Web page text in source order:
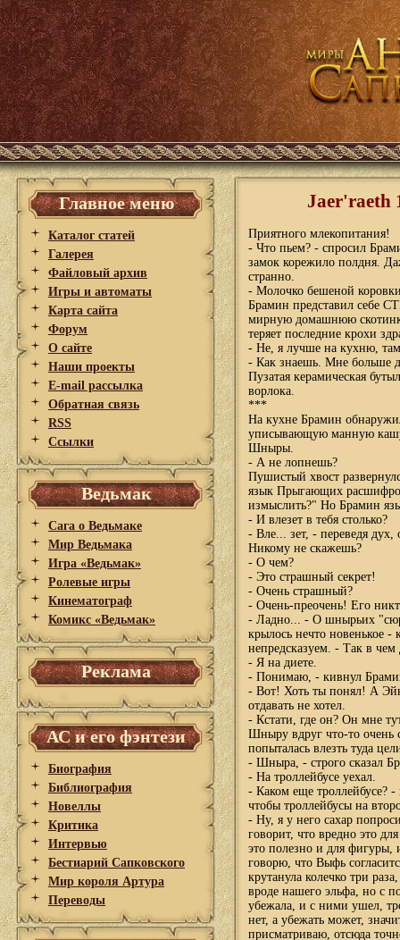
Главное меню
Каталог статей
Галерея
Файловый архив
Игры и автоматы
Карта сайта
Форум
О сайте
Наши проекты
E-mail рассылка
Обратная связь
RSS
Ссылки
Ведьмак
Сага о Ведьмаке
Мир Ведьмака
Игра «Ведьмак»
Ролевые игры
Кинематограф
Комикс «Ведьмак»
Реклама
АС и его фэнтези
Биография
Библиография
Новеллы
Критика
Интервью
Бестиарий Сапковского
Мир короля Артура
Переводы
Jaer'raeth
Приятного млекопитания!
- Что пьем? - спросил
замок корежило полдня.
странно.
- Молочко бешеной
Брамин представил себе
мирную домашнюю
теряет последние крохи
- Не, я лучше на кухню, там
- Как знаешь. Мне больше
Пузатая керамическая
ворлока.
***
На кухне Брамин
уписывающую манную кашу
Шныры.
- А не лопнешь?
Пушистый хвост
язык Прыгающих
измыслить?" Но Брамин
- И влезет в тебя столько?
- Вле... зет, - переведя
Никому не скажешь?
- О чем?
- Это страшный секрет!
- Очень страшный?
- Очень-преочень! Его
- Ладно... - О шнырьих
крылось нечто новенькое -
непредсказуем. - Так в чем
- Я на диете.
- Понимаю, - кивнул
- Вот! Хоть ты понял! А
отдавать не хотел.
- Кстати, где он? Он мне
Шныру вдруг что-то очень
попыталась влезть туда
- Шныра, - строго сказал
- На троллейбусе уехал.
- Каком еще троллейбусе?
чтобы троллейбусы на
- Ну, я у него сахар
говорит, что вредно это
это полезно и для фигуры,
говорю, что Выфь
крутанула колечко три
вроде нашего эльфа, но с
убежала, и с ними ушел,
нет, а убежать может,
присматриваю, отсюда